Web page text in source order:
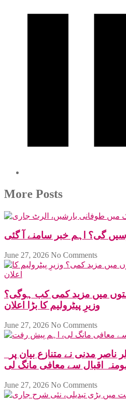
More Posts
گی؟ اہم خبر سامنے آ گئی
June 27, 2026 No Comments
میں مزید کمی کب ہوگی؟
وزیرِ پیٹرولیم کا بڑا اعلان
June 27, 2026 No Comments
مومنہ اقبال سے معافی مانگ لی
June 27, 2026 No Comments